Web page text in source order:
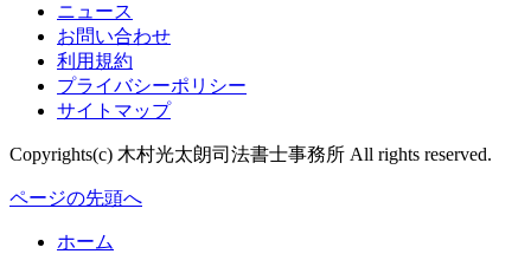
ニュース
お問い合わせ
利用規約
プライバシーポリシー
サイトマップ
Copyrights(c) 木村光太朗司法書士事務所 All rights reserved.
ページの先頭へ
ホーム